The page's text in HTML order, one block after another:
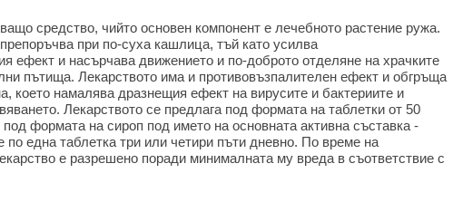
средство, чийто основен компонент е лечебното растение ружа.
при по-суха кашлица, тъй като усилва
ефект и насърчава движението и по-доброто отделяне на храчките
пътища. Лекарството има и противовъзпалителен ефект и обгръща
което намалява дразнещия ефект на вирусите и бактериите и
Лекарството се предлага под формата на таблетки от 50
под формата на сироп под името на основната активна съставка -
по една таблетка три или четири пъти дневно. По време на
е разрешено поради минималната му вреда в съответствие с